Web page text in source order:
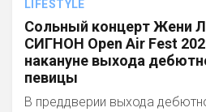
LIFESTYLE
Сольный концерт Жени
СИГНОН Open Air Fest
накануне выхода
певицы
В преддверии выхода